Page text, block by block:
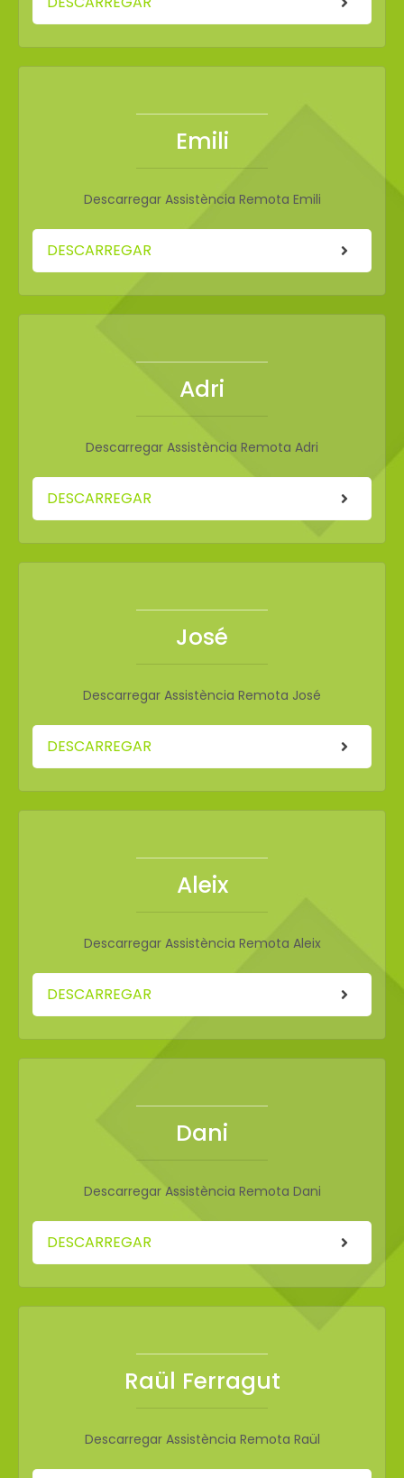
Emili
Descarregar Assistència Remota Emili
DESCARREGAR
Adri
Descarregar Assistència Remota Adri
DESCARREGAR
José
Descarregar Assistència Remota José
DESCARREGAR
Aleix
Descarregar Assistència Remota Aleix
DESCARREGAR
Dani
Descarregar Assistència Remota Dani
DESCARREGAR
Raül Ferragut
Descarregar Assistència Remota Raül